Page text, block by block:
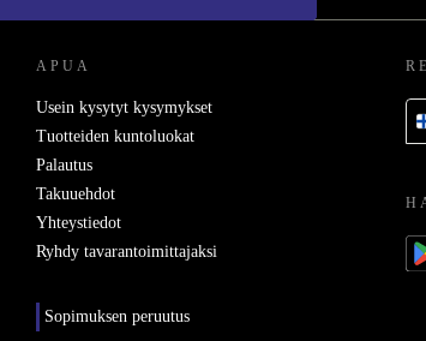
APUA
Usein kysytyt kysymykset
Tuotteiden kuntoluokat
Palautus
Takuuehdot
Yhteystiedot
Ryhdy tavarantoimittajaksi
Sopimuksen peruutus